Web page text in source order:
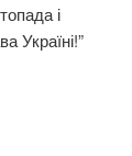
і
Україні!”